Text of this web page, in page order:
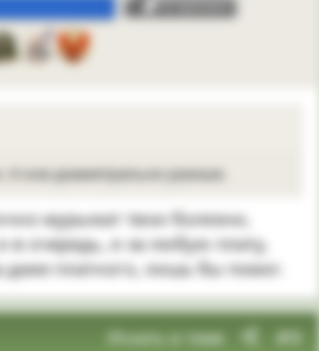
А они диаметрально разные.
мурыжат твои болезни,
в очередь, и за любую плату,
платного, лишь бы помог.
Искать в теме #9